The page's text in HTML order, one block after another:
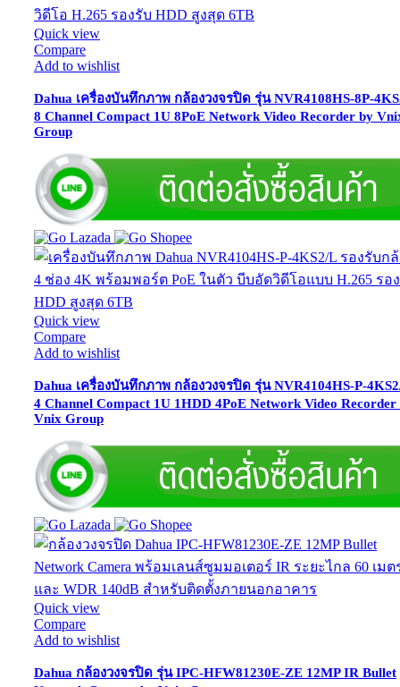
Quick view
Compare
Add to wishlist
Dahua เครื่องบันทึกภาพ กล้องวงจรปิด รุ่น NVR4108HS-8P-
8 Channel Compact 1U 8PoE Network Video Recorder by
Group
Quick view
Compare
Add to wishlist
Dahua เครื่องบันทึกภาพ กล้องวงจรปิด รุ่น NVR4104HS-P-
4 Channel Compact 1U 1HDD 4PoE Network Video Recorder
Vnix Group
Quick view
Compare
Add to wishlist
Dahua กล้องวงจรปิด รุ่น IPC-HFW81230E-ZE 12MP IR Bullet